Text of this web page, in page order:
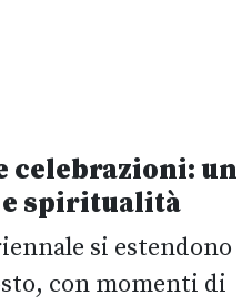
celebrazioni: un
e spiritualità
si estendono
con momenti di